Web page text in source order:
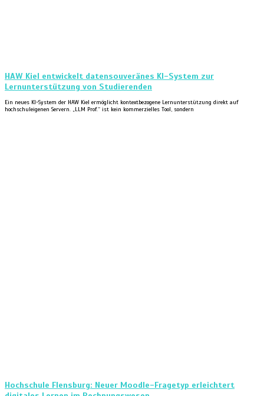
HAW Kiel entwickelt datensouveränes KI-System zur
Lernunterstützung von Studierenden
Ein neues KI-System der HAW Kiel ermöglicht kontextbezogene Lernunterstützung direkt auf
hochschuleigenen Servern. „LLM Prof.“ ist kein kommerzielles Tool, sondern
Hochschule Flensburg: Neuer Moodle-Fragetyp erleichtert